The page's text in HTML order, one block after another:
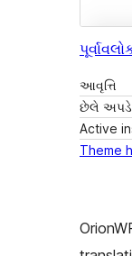
આવૃત્તિ
છેલે
Active
Theme